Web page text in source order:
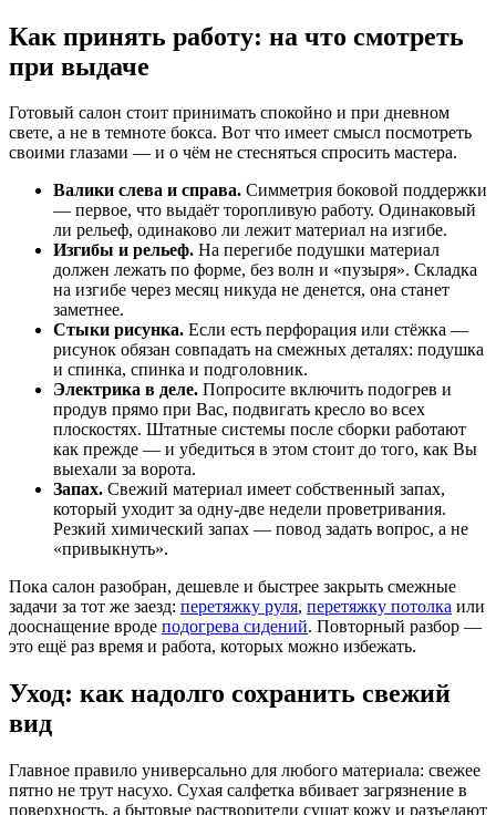
Как принять работу: на что смотреть
при выдаче
Готовый салон стоит принимать спокойно и при дневном
свете, а не в темноте бокса. Вот что имеет смысл посмотреть
своими глазами — и о чём не стесняться спросить мастера.
Валики слева и справа. Симметрия боковой поддержки
— первое, что выдаёт торопливую работу. Одинаковый
ли рельеф, одинаково ли лежит материал на изгибе.
Изгибы и рельеф. На перегибе подушки материал
должен лежать по форме, без волн и «пузыря». Складка
на изгибе через месяц никуда не денется, она станет
заметнее.
Стыки рисунка. Если есть перфорация или стёжка —
рисунок обязан совпадать на смежных деталях: подушка
и спинка, спинка и подголовник.
Электрика в деле. Попросите включить подогрев и
продув прямо при Вас, подвигать кресло во всех
плоскостях. Штатные системы после сборки работают
как прежде — и убедиться в этом стоит до того, как Вы
выехали за ворота.
Запах. Свежий материал имеет собственный запах,
который уходит за одну-две недели проветривания.
Резкий химический запах — повод задать вопрос, а не
«привыкнуть».
Пока салон разобран, дешевле и быстрее закрыть смежные
задачи за тот же заезд: перетяжку руля, перетяжку потолка или
дооснащение вроде подогрева сидений. Повторный разбор —
это ещё раз время и работа, которых можно избежать.
Уход: как надолго сохранить свежий
вид
Главное правило универсально для любого материала: свежее
пятно не трут насухо. Сухая салфетка вбивает загрязнение в
поверхность, а бытовые растворители сушат кожу и разъедают